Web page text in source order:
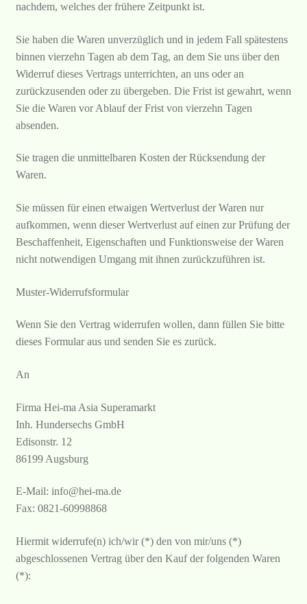
nachdem, welches der frühere Zeitpunkt ist.
Sie haben die Waren unverzüglich und in jedem Fall spätestens
binnen vierzehn Tagen ab dem Tag, an dem Sie uns über den
Widerruf dieses Vertrags unterrichten, an uns oder an
zurückzusenden oder zu übergeben. Die Frist ist gewahrt, wenn
Sie die Waren vor Ablauf der Frist von vierzehn Tagen
absenden.
Sie tragen die unmittelbaren Kosten der Rücksendung der
Waren.
Sie müssen für einen etwaigen Wertverlust der Waren nur
aufkommen, wenn dieser Wertverlust auf einen zur Prüfung der
Beschaffenheit, Eigenschaften und Funktionsweise der Waren
nicht notwendigen Umgang mit ihnen zurückzuführen ist.
Muster-Widerrufsformular
Wenn Sie den Vertrag widerrufen wollen, dann füllen Sie bitte
dieses Formular aus und senden Sie es zurück.
An
Firma Hei-ma Asia Superamarkt
Inh. Hundersechs GmbH
Edisonstr. 12
86199 Augsburg
E-Mail: info@hei-ma.de
Fax: 0821-60998868
Hiermit widerrufe(n) ich/wir (*) den von mir/uns (*)
abgeschlossenen Vertrag über den Kauf der folgenden Waren
(*):